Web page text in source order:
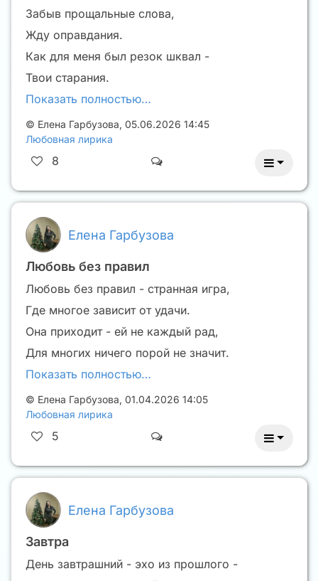
Забыв прощальные слова,
Жду оправдания.
Как для меня был резок шквал -
Твои старания.
Показать полностью…
© Елена Гарбузова, 05.06.2026 14:45
Любовная лирика
8
Елена Гарбузова
Любовь без правил
Любовь без правил - странная игра,
Где многое зависит от удачи.
Она приходит - ей не каждый рад,
Для многих ничего порой не значит.
Показать полностью…
© Елена Гарбузова, 01.04.2026 14:05
Любовная лирика
5
Елена Гарбузова
Завтра
День завтрашний - эхо из прошлого -